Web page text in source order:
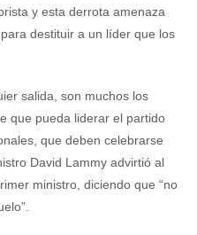
y esta derrota amenaza
destituir a un líder que los
salida, son muchos los
que pueda liderar el partido
que deben celebrarse
David Lammy advirtió al
ministro, diciendo que “no